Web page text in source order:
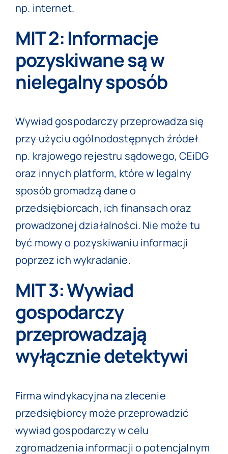
np. internet.
MIT 2: Informacje
pozyskiwane są w
nielegalny sposób
Wywiad gospodarczy przeprowadza się
przy użyciu ogólnodostępnych źródeł
np. krajowego rejestru sądowego, CEiDG
oraz innych platform, które w legalny
sposób gromadzą dane o
przedsiębiorcach, ich finansach oraz
prowadzonej działalności. Nie może tu
być mowy o pozyskiwaniu informacji
poprzez ich wykradanie.
MIT 3: Wywiad
gospodarczy
przeprowadzają
wyłącznie detektywi
Firma windykacyjna na zlecenie
przedsiębiorcy może przeprowadzić
wywiad gospodarczy w celu
zgromadzenia informacji o potencjalnym